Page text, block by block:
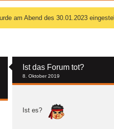
am Abend des 30.01.2023
Ist das Forum tot?
8. Oktober 2019
Ist es?